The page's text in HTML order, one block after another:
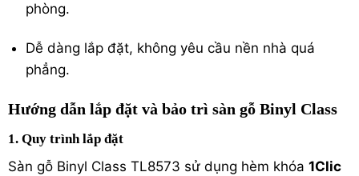
phòng.
Dễ dàng lắp đặt, không yêu cầu nền nhà quá
phẳng.
Hướng dẫn lắp đặt và bảo trì sàn gỗ Binyl Class
1. Quy trình lắp đặt
Sàn gỗ Binyl Class TL8573 sử dụng hèm khóa 1Clic